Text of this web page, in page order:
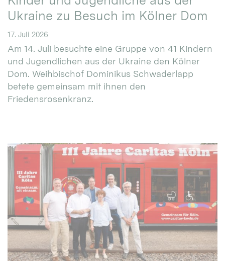
Ukraine zu Besuch im Kölner Dom
17. Juli 2026
Am 14. Juli besuchte eine Gruppe von 41 Kindern
und Jugendlichen aus der Ukraine den Kölner
Dom. Weihbischof Dominikus Schwaderlapp
betete gemeinsam mit ihnen den
Friedensrosenkranz.